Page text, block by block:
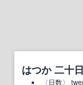
はつか 二十日
〈 日数〉